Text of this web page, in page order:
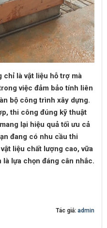
là vật liệu hỗ trợ mà
việc đảm bảo tính liên
bộ công trình xây dựng.
thi công đúng kỹ thuật
lại hiệu quả tối ưu cả
đang có nhu cầu thi
liệu chất lượng cao, vữa
lựa chọn đáng cân nhắc.
Tác giả: admin